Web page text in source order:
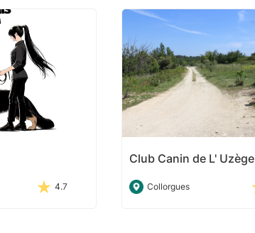
4.7
Club Canin de L' Uzège
Collorgues